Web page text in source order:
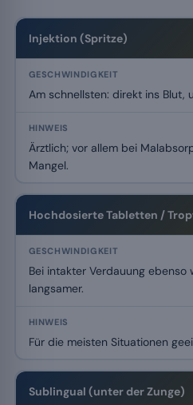
Injektion (Spritze)
Am schnellsten: direkt ins Blut,
Ärztlich; vor allem bei
Mangel.
Hochdosierte Tabletten /
Bei intakter Verdauung ebenso
langsamer.
Für die meisten Situationen
Sublingual (unter der Zunge)